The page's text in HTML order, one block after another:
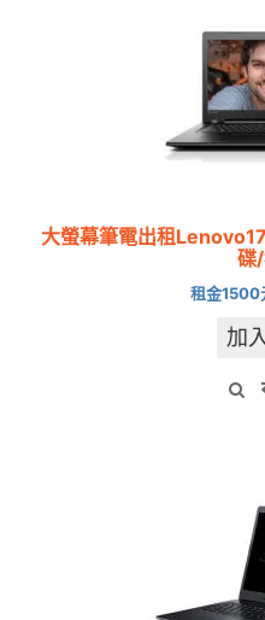
大螢幕筆電出租
碟
租金1500
加